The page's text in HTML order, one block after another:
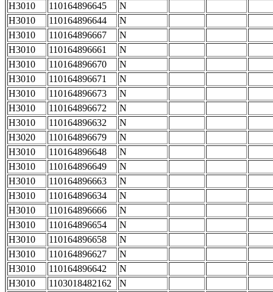
H3010
110164896645
N
H3010
110164896644
N
H3010
110164896667
N
H3010
110164896661
N
H3010
110164896670
N
H3010
110164896671
N
H3010
110164896673
N
H3010
110164896672
N
H3010
110164896632
N
H3020
110164896679
N
H3010
110164896648
N
H3010
110164896649
N
H3010
110164896663
N
H3010
110164896634
N
H3010
110164896666
N
H3010
110164896654
N
H3010
110164896658
N
H3010
110164896627
N
H3010
110164896642
N
H3010
1103018482162
N